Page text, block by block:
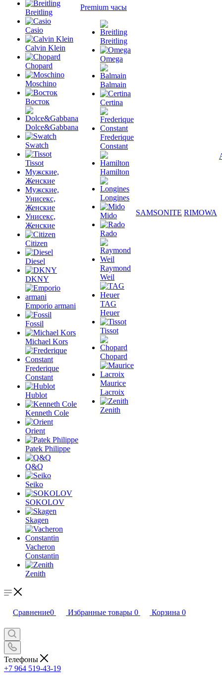
Breitling
Casio
Calvin Klein
Chopard
Moschino
Восток
Dolce&Gabbana
Swatch
Tissot
Мужские,
Женские
Мужские,
Унисекс,
Женские
Унисекс,
Женские
Citizen
Diesel
DKNY
Emporio armani
Fossil
Michael Kors
Frederique
Constant
Hublot
Kenneth Cole
Orient
Patek Philippe
Q&Q
Seiko
SOKOLOV
Skagen
Vacheron
Constantin
Zenith
Premium часы
Breitling
Omega
Balmain
Certina
Frederique
Constant
Hamilton
Longines
Mido
Rado
Raymond
Weil
TAG
Heuer
Tissot
Chopard
Maurice
Lacroix
Zenith
SAMSONITE RIMOWA
Сравнение0 Избранные товары 0 Корзина 0
Телефоны
+7 964 519-43-19